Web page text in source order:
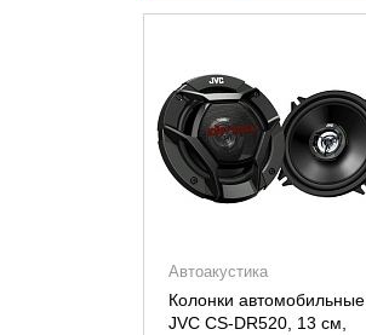
Автоакустика
Колонки автомобильные
JVC CS-DR520, 13 см,